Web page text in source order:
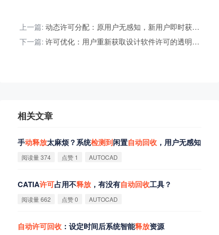
上一篇:
动态许可分配：原用户无感知，新用户即时获取资源
下一篇:
许可优化：用户重新获取设计软件许可的透明化机制原理
相关文章
手动释放太麻烦？系统检测到闲置自动回收 ，用户无感知
阅读量 374 点赞 1 AUTOCAD
CATIA许可占用不释放 ，有没有自动回收工具？
阅读量 662 点赞 0 AUTOCAD
自动许可回收 ：设定时间后系统智能释放资源